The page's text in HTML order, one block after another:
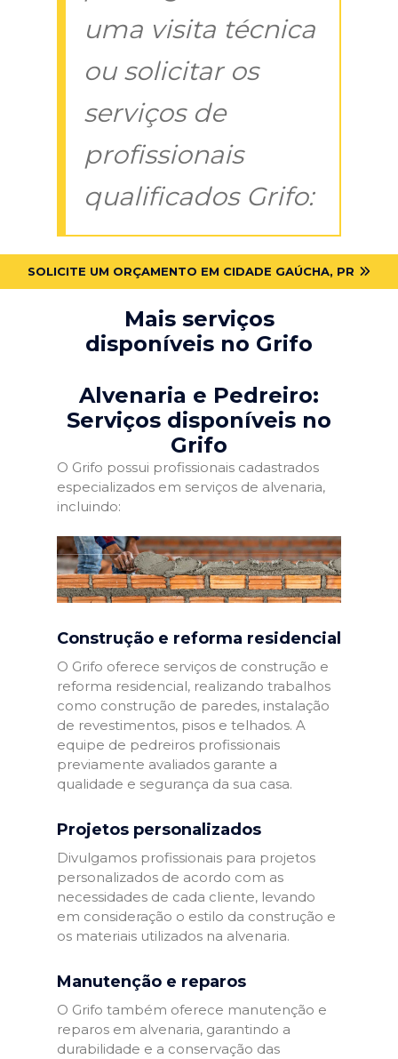
uma visita técnica
ou solicitar os
serviços de
profissionais
qualificados Grifo:
SOLICITE UM ORÇAMENTO EM CIDADE GAÚCHA, PR
Mais serviços
disponíveis no Grifo
Alvenaria e Pedreiro:
Serviços disponíveis no
Grifo
O Grifo possui profissionais cadastrados
especializados em serviços de alvenaria,
incluindo:
Construção e reforma residencial
O Grifo oferece serviços de construção e
reforma residencial, realizando trabalhos
como construção de paredes, instalação
de revestimentos, pisos e telhados. A
equipe de pedreiros profissionais
previamente avaliados garante a
qualidade e segurança da sua casa.
Projetos personalizados
Divulgamos profissionais para projetos
personalizados de acordo com as
necessidades de cada cliente, levando
em consideração o estilo da construção e
os materiais utilizados na alvenaria.
Manutenção e reparos
O Grifo também oferece manutenção e
reparos em alvenaria, garantindo a
durabilidade e a conservação das